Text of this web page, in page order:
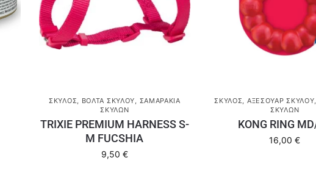
ΣΚΎΛΟΣ ΒΌΛΤΑ ΣΚΎΛΟΥ
ΣΑΜΑΡΆΚΙΑ
ΣΚΎΛΩΝ
TRIXIE PREMIUM HARNESS S-
M FUCSHIA
9,50 €
ΣΚΎΛΟΣ ΑΞΕΣΟΥΆΡ ΣΚΎΛΟΥ
ΣΚΎΛΩΝ
KONG RING
16,00€